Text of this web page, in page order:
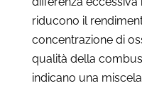
riducono il
concentrazione di
qualità della
indicano una